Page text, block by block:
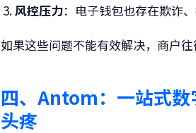
风控压力：电子钱包也存在欺诈
如果这些问题不能有效解决，商户
四、Antom：一站式数
头疼